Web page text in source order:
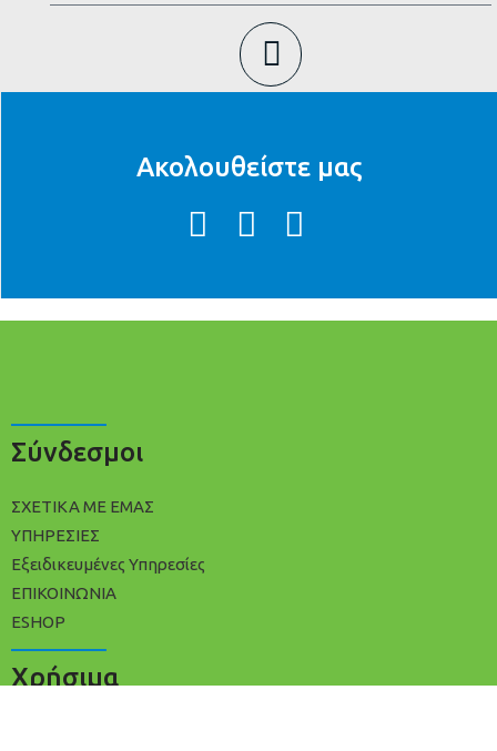
Ακολουθείστε μας
Σύνδεσμοι
ΣΧΕΤΙΚΑ ΜΕ ΕΜΑΣ
ΥΠΗΡΕΣΙΕΣ
Εξειδικευμένες Υπηρεσίες
ΕΠΙΚΟΙΝΩΝΙΑ
ESHOP
Χρήσιμα